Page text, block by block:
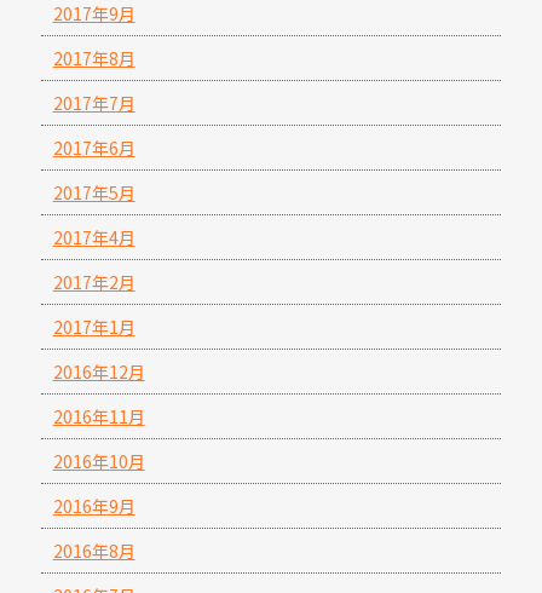
2017年9月
2017年8月
2017年7月
2017年6月
2017年5月
2017年4月
2017年2月
2017年1月
2016年12月
2016年11月
2016年10月
2016年9月
2016年8月